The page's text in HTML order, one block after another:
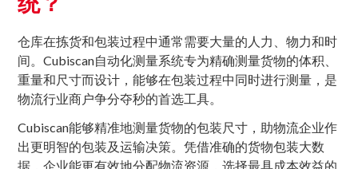
仓库在拣货和包装过程中通常需要大量的人力、物力和时
间。Cubiscan自动化测量系统专为精确测量货物的体积、
重量和尺寸而设计，能够在包装过程中同时进行测量，是
物流行业商户争分夺秒的首选工具。
Cubiscan能够精准地测量货物的包装尺寸，助物流企业作
出更明智的包装及运输决策。凭借准确的货物包装大数
据，企业能更有效地分配物流资源，选择最具成本效益的